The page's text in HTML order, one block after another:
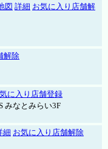
図 詳細 お気に入り店舗解
解除
に入り店舗登録
みなとみらい3F
細 お気に入り店舗解除